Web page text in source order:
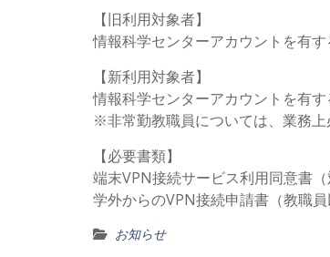
【旧利用対象者】
情報科学センターアカウントを有す
【新利用対象者】
情報科学センターアカウントを有
※非常勤教職員については、業務上
【必要書類】
端末VPN接続サービス利用同意書（
学外からのVPN接続申請書（教職員
お知らせ